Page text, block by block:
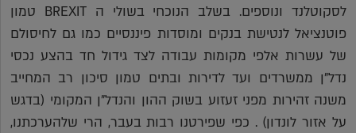
לסקוטלנד ונוספים. בשלב הנוכחי בשולי ה BREXIT טמון
פוטנציאל לנטישת בנקים ומוסדות פיננסיים כמו גם לחיסולם
של עשרות אלפי מקומות עבודה לצד גידול חד בהצע נכסי
נדל"ן ממשרדים ועד לדירות ובתים טמון סיכון רב המחייב
משנה זהירות מפני זעזוע בשוק ההון והנדל"ן המקומי (בדגש
על אזור לונדון) . כפי שפירטנו רבות בעבר, הרי שלהערכתנו,